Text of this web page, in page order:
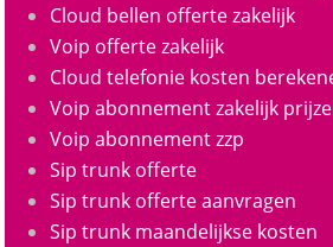
Cloud bellen offerte zakelijk
Voip offerte zakelijk
Cloud telefonie kosten
Voip abonnement zakelijk
Voip abonnement zzp
Sip trunk offerte
Sip trunk offerte aanvragen
Sip trunk maandelijkse kosten